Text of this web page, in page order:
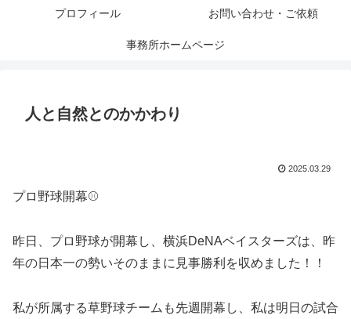
プロフィール お問い合わせ・ご依頼
事務所ホームページ
人と自然とのかかわり
2025.03.29
プロ野球開幕⚾
昨日、プロ野球が開幕し、横浜DeNAベイスターズは、昨
年の日本一の勢いそのままに見事勝利を収めました！！
私が所属する草野球チームも先週開幕し、私は明日の試合